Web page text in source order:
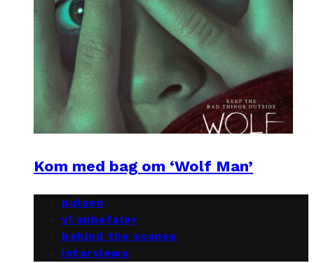
Kom med bag om ‘Wolf Man’
pulsen
vi anbefaler
behind the scenes
interviews